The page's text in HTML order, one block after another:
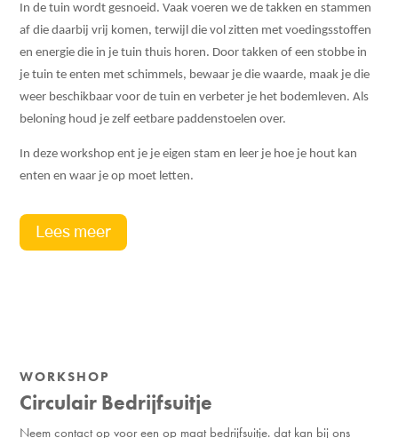
In de tuin wordt gesnoeid. Vaak voeren we de takken en stammen
af die daarbij vrij komen, terwijl die vol zitten met voedingsstoffen
en energie die in je tuin thuis horen. Door takken of een stobbe in
je tuin te enten met schimmels, bewaar je die waarde, maak je die
weer beschikbaar voor de tuin en verbeter je het bodemleven. Als
beloning houd je zelf eetbare paddenstoelen over.
In deze workshop ent je je eigen stam en leer je hoe je hout kan
enten en waar je op moet letten.
Lees meer
WORKSHOP
Circulair Bedrijfsuitje
Neem contact op voor een op maat bedrijfsuitje. dat kan bij ons